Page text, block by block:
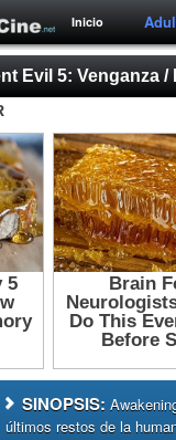
Inicio
Evil 5: Venganza
SINOPSIS:
últimos restos de la